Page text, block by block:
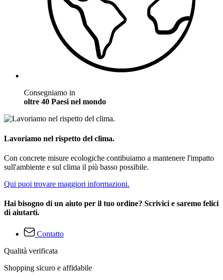
Consegniamo in
oltre 40 Paesi nel mondo
Lavoriamo nel rispetto del clima.
Con concrete misure ecologiche contibuiamo a mantenere l'impatto
sull'ambiente e sul clima il più basso possibile.
Qui puoi trovare maggiori informazioni.
Hai bisogno di un aiuto per il tuo ordine? Scrivici e saremo felici
di aiutarti.
Contatto
Qualità verificata
Shopping sicuro e affidabile